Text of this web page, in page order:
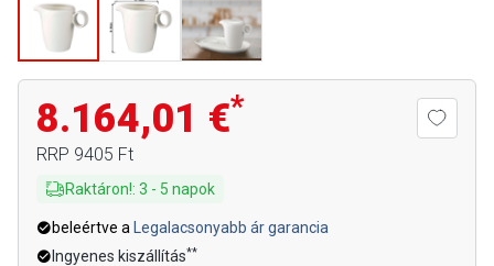
8.164,01 €*
RRP 9405 Ft
Raktáron!: 3 - 5 napok
beleértve a
Legalacsonyabb ár garancia
Ingyenes kiszállítás**